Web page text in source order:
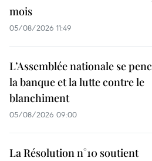
mois
05/08/2026 11:49
L’Assemblée nationale se
la banque et la lutte contre le
blanchiment
05/08/2026 09:00
La Résolution n°10 soutient